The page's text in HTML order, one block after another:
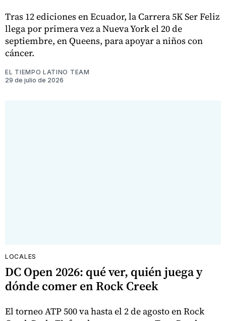
Tras 12 ediciones en Ecuador, la Carrera 5K Ser Feliz
llega por primera vez a Nueva York el 20 de
septiembre, en Queens, para apoyar a niños con
cáncer.
EL TIEMPO LATINO TEAM
29 de julio de 2026
LOCALES
DC Open 2026: qué ver, quién juega y
dónde comer en Rock Creek
El torneo ATP 500 va hasta el 2 de agosto en Rock